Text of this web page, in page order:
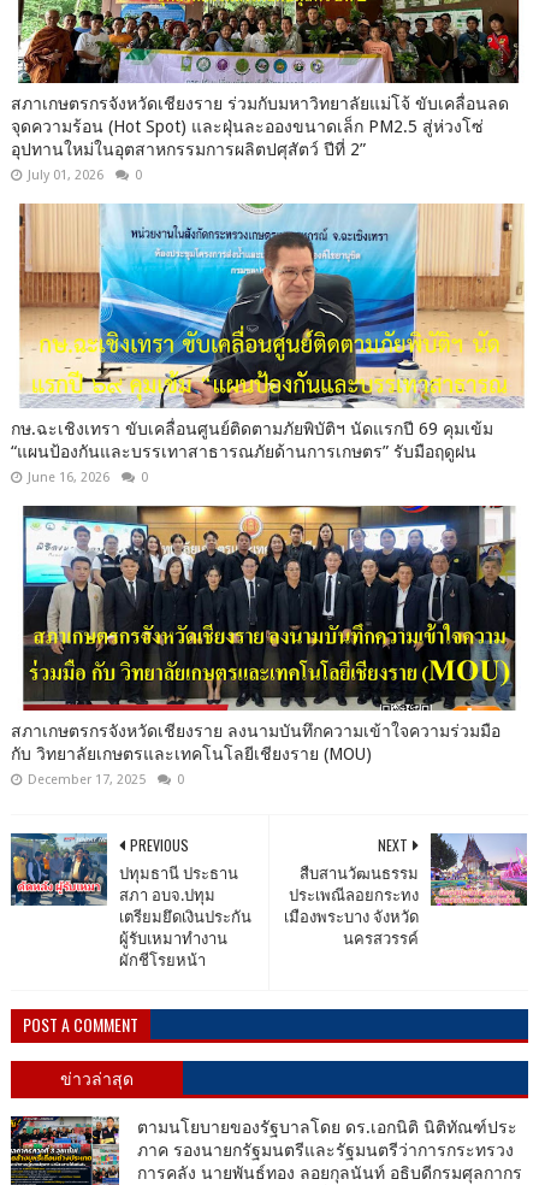
สภาเกษตรกรจังหวัดเชียงราย ร่วมกับมหาวิทยาลัยแม่โจ้ ขับเคลื่อนลด
จุดความร้อน (Hot Spot) และฝุ่นละอองขนาดเล็ก PM2.5 สู่ห่วงโซ่
อุปทานใหม่ในอุตสาหกรรมการผลิตปศุสัตว์ ปีที่ 2”
July 01, 2026 0
กษ.ฉะเชิงเทรา ขับเคลื่อนศูนย์ติดตามภัยพิบัติฯ นัดแรกปี 69 คุมเข้ม
“แผนป้องกันและบรรเทาสาธารณภัยด้านการเกษตร” รับมือฤดูฝน
June 16, 2026 0
สภาเกษตรกรจังหวัดเชียงราย ลงนามบันทึกความเข้าใจความร่วมมือ
กับ วิทยาลัยเกษตรและเทคโนโลยีเชียงราย (MOU)
December 17, 2025 0
NEXT
สืบสานวัฒนธรรม
ประเพณีลอยกระทง
เมืองพระบาง จังหวัด
นครสวรรค์
PREVIOUS
ปทุมธานี ประธาน
สภา อบจ.ปทุม
เตรียมยึดเงินประกัน
ผู้รับเหมาทำงาน
ผักชีโรยหน้า
POST A COMMENT
ข่าวล่าสุด
ตามนโยบายของรัฐบาลโดย ดร.เอกนิติ นิติทัณฑ์ประ
ภาค รองนายกรัฐมนตรีและรัฐมนตรีว่าการกระทรวง
การคลัง นายพันธ์ทอง ลอยกุลนันท์ อธิบดีกรมศุลกากร